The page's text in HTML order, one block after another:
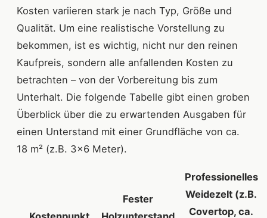
Kosten variieren stark je nach Typ, Größe und
Qualität. Um eine realistische Vorstellung zu
bekommen, ist es wichtig, nicht nur den reinen
Kaufpreis, sondern alle anfallenden Kosten zu
betrachten – von der Vorbereitung bis zum
Unterhalt. Die folgende Tabelle gibt einen groben
Überblick über die zu erwartenden Ausgaben für
einen Unterstand mit einer Grundfläche von ca.
18 m² (z.B. 3x6 Meter).
Fester
Professionelles
Weidezelt (z.B.
Covertop, ca.